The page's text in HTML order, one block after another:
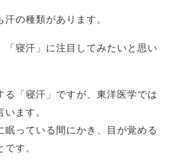
汗の種類があります。
「寝汗」に注目してみたいと思い
る「寝汗」ですが、東洋医学では
ます。
眠っている間にかき、目が覚める
す。